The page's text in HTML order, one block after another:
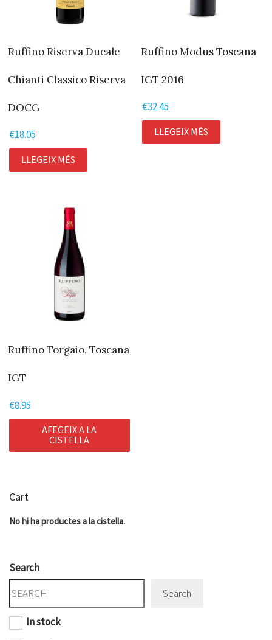
Ruffino Riserva Ducale
Chianti Classico Riserva
DOCG
€18.05
LLEGEIX MÉS
Ruffino Modus Toscana
IGT 2016
€32.45
LLEGEIX MÉS
Ruffino Torgaio, Toscana
IGT
€8.95
AFEGEIX A LA
CISTELLA
Cart
No hi ha productes a la cistella.
Search
Search
In stock